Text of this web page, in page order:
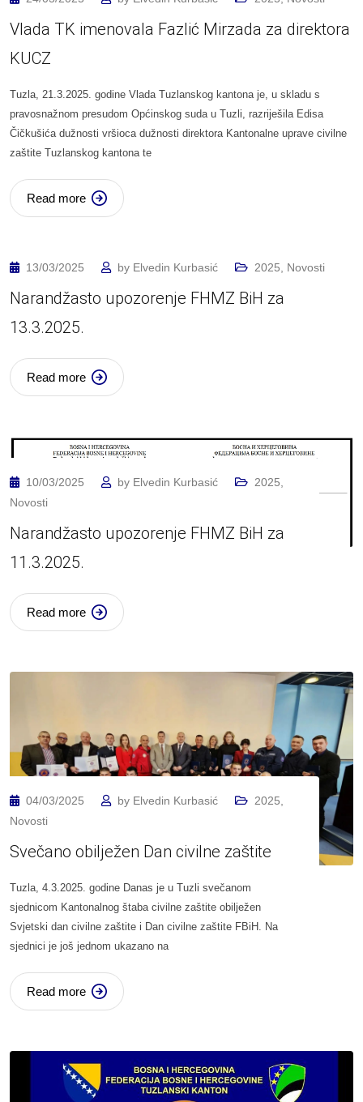
Vlada TK imenovala Fazlić Mirzada za direktora
KUCZ
Tuzla, 21.3.2025. godine Vlada Tuzlanskog kantona je, u skladu s
pravosnažnom presudom Općinskog suda u Tuzli, razriješila Edisa
Čičkušića dužnosti vršioca dužnosti direktora Kantonalne uprave civilne
zaštite Tuzlanskog kantona te
Read more
13/03/2025 by Elvedin Kurbasić 2025 Novosti
Narandžasto upozorenje FHMZ BiH za
13.3.2025.
Read more
10/03/2025 by Elvedin Kurbasić 2025,
Novosti
Narandžasto upozorenje FHMZ BiH za
11.3.2025.
Read more
04/03/2025 by Elvedin Kurbasić 2025
Novosti
Svečano obilježen Dan civilne zaštite
Tuzla, 4.3.2025. godine Danas je u Tuzli svečanom
sjednicom Kantonalnog štaba civilne zaštite obilježen
Svjetski dan civilne zaštite i Dan civilne zaštite FBiH. Na
sjednici je još jednom ukazano na
Read more